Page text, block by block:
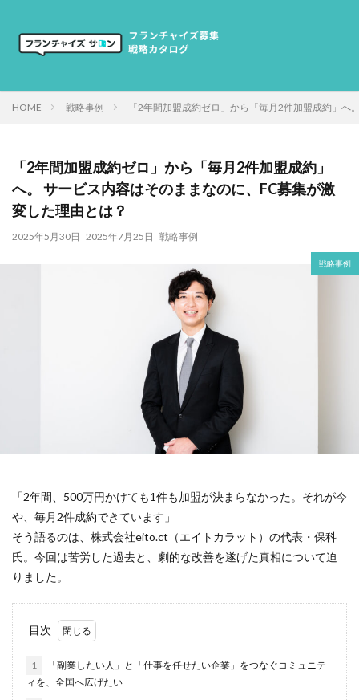
HOME 戦略事例 「2年間加盟成約ゼロ」から「毎月2件加盟成約」
「2年間加盟成約ゼロ」から「毎月2件加盟成約」
へ。 サービス内容はそのままなのに、FC募集が激
変した理由とは？
2025年5月30日 2025年7月25日 戦略事例
戦略事例
「2年間、500万円かけても1件も加盟が決まらなかった。それが今
や、毎月2件成約できています」
そう語るのは、株式会社eito.ct（エイトカラット）の代表・保科
氏。今回は苦労した過去と、劇的な改善を遂げた真相について迫
りました。
目次
1
「副業したい人」と「仕事を任せたい企業」をつなぐコミュニテ
ィを、全国へ広げたい